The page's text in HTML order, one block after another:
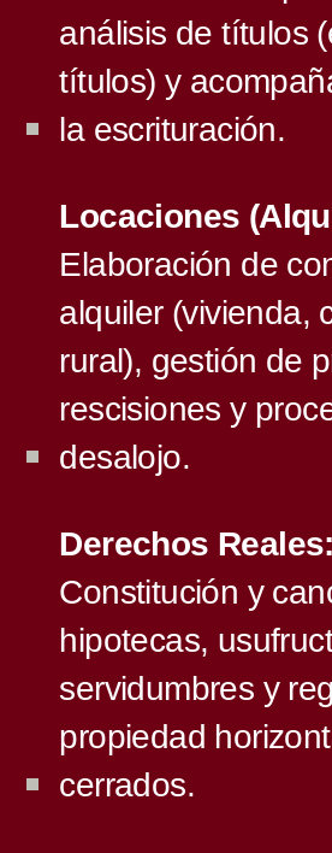
análisis de títulos
títulos) y
la escrituración.
Locaciones
Elaboración de
alquiler (vivienda,
rural), gestión de
rescisiones y
desalojo.
Derechos Reales:
Constitución y
hipotecas,
servidumbres y
propiedad
cerrados.